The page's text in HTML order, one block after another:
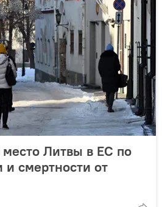
место Литвы в ЕС по
и смертности от